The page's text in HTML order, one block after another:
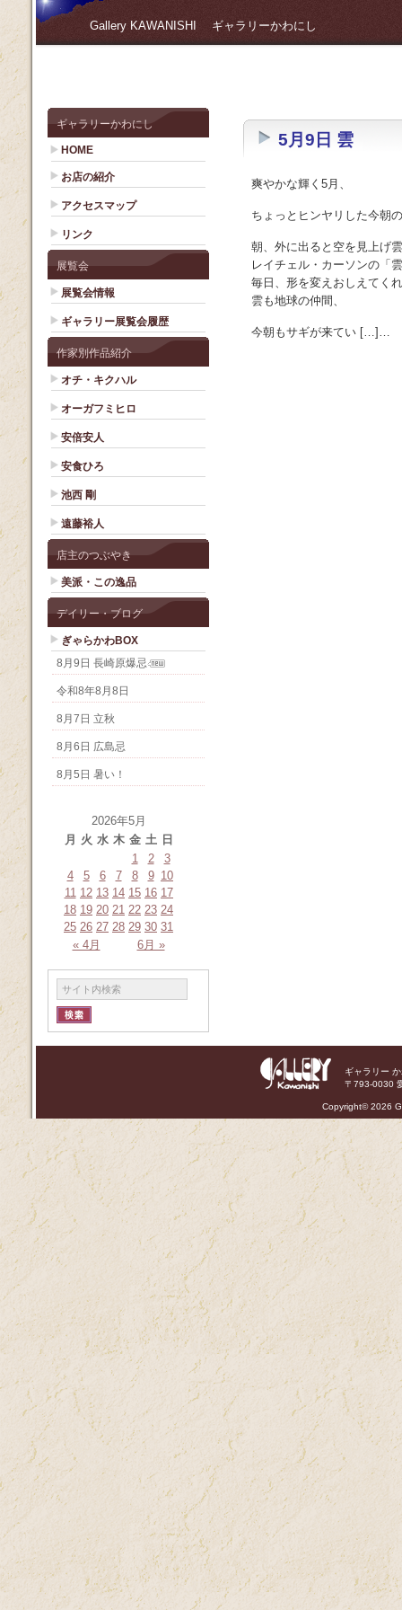
Gallery KAWANISHI ギャラリーかわにし
ギャラリーかわにし
HOME
お店の紹介
アクセスマップ
リンク
展覧会
展覧会情報
ギャラリー展覧会履歴
作家別作品紹介
オチ・キクハル
オーガフミヒロ
安倍安人
安食ひろ
池西 剛
遠藤裕人
店主のつぶやき
美派・この逸品
デイリー・ブログ
ぎゃらかわBOX
8月9日 長崎原爆忌
令和8年8月8日
8月7日 立秋
8月6日 広島忌
8月5日 暑い！
2026年5月
月
火 水 木 金 土 日
« 4月 6月 »
1 2
3
4
5 6 7 8 9 10
11 12 13 14 15 16 17
18 19 20 21 22 23 24
25 26 27 28 29 30 31
5月9日 雲
爽やかな輝く5月、
ちょっとヒンヤリした今朝
朝、外に出ると空を見上げ
レイチェル・カーソンの「
毎日、形を変えおしえてく
雲も地球の仲間、
今朝もサギが来てい […]…
ギャラリー
〒793-0030
Copyright©2026